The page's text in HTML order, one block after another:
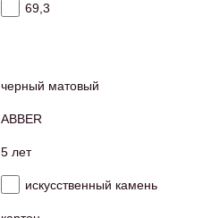
69,3
черный матовый
ABBER
5 лет
искусственный камень